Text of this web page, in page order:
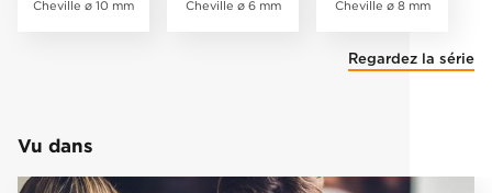
Cheville ø 10 mm Cheville ø 6 mm Cheville ø 8 mm
Regardez la série
Vu dans